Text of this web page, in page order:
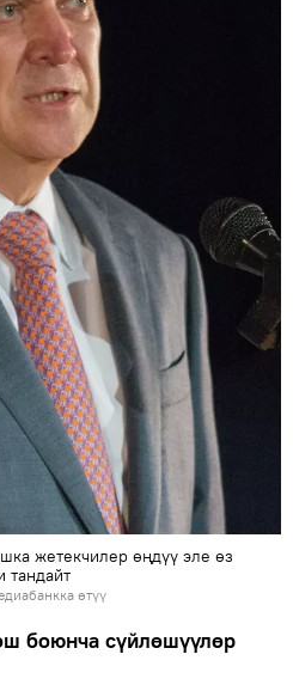
жетекчилер өңдүү эле өз
тандайт
өтүү
боюнча сүйлөшүүлөр